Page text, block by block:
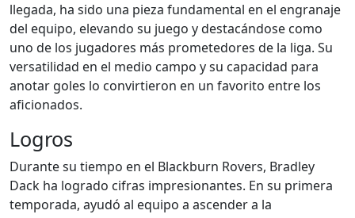
llegada, ha sido una pieza fundamental en el engranaje
del equipo, elevando su juego y destacándose como
uno de los jugadores más prometedores de la liga. Su
versatilidad en el medio campo y su capacidad para
anotar goles lo convirtieron en un favorito entre los
aficionados.
Logros
Durante su tiempo en el Blackburn Rovers, Bradley
Dack ha logrado cifras impresionantes. En su primera
temporada, ayudó al equipo a ascender a la